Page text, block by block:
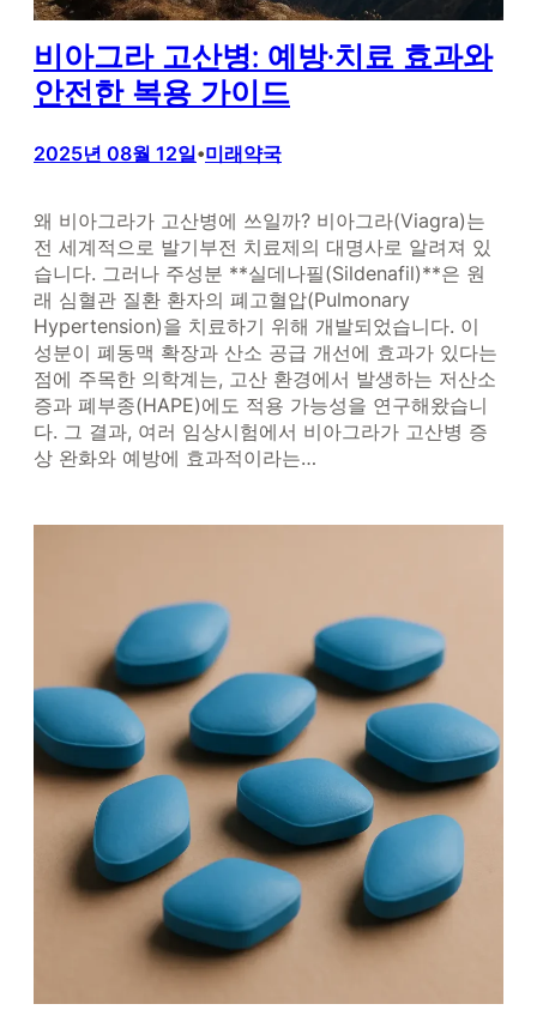
비아그라 고산병: 예방·치료 효과와
안전한 복용 가이드
2025년 08월 12일•미래약국
왜 비아그라가 고산병에 쓰일까? 비아그라(Viagra)는
전 세계적으로 발기부전 치료제의 대명사로 알려져 있
습니다. 그러나 주성분 **실데나필(Sildenafil)**은 원
래 심혈관 질환 환자의 폐고혈압(Pulmonary
Hypertension)을 치료하기 위해 개발되었습니다. 이
성분이 폐동맥 확장과 산소 공급 개선에 효과가 있다는
점에 주목한 의학계는, 고산 환경에서 발생하는 저산소
증과 폐부종(HAPE)에도 적용 가능성을 연구해왔습니
다. 그 결과, 여러 임상시험에서 비아그라가 고산병 증
상 완화와 예방에 효과적이라는…